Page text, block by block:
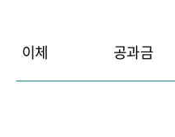
이체 공과금